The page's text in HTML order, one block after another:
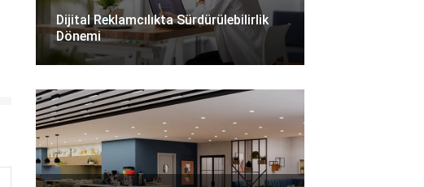
Dijital Reklamcılıkta Sürdürülebilirlik
Dönemi